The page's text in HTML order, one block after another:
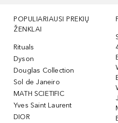
POPULIARIAUSI PREKIŲ
ŽENKLAI
Rituals
Dyson
Douglas Collection
Sol de Janeiro
MATH SCIETIFIC
Yves Saint Laurent
DIOR